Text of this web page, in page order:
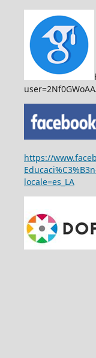
https://
locale=es_LA